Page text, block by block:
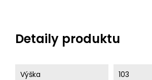
Detaily produktu
Výška 103